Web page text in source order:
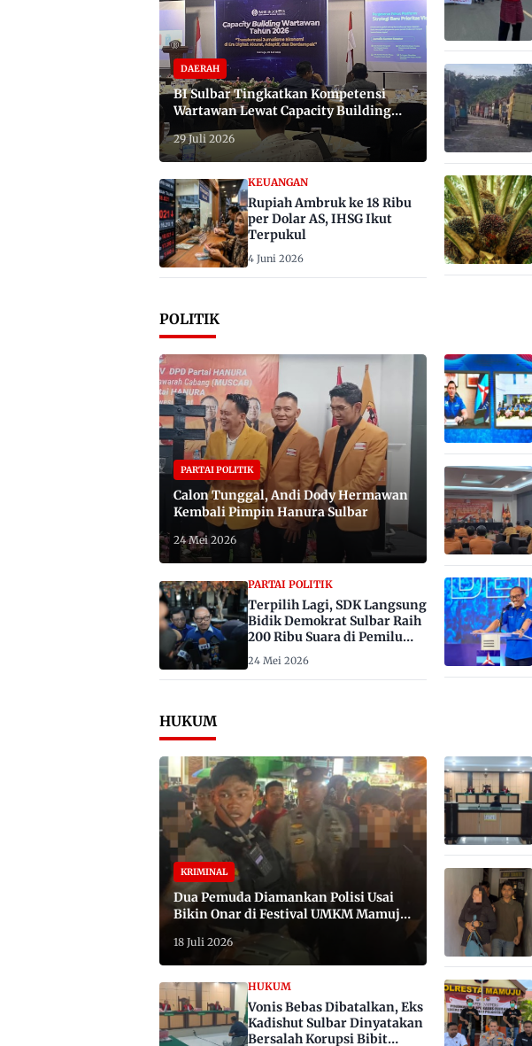
DAERAH
BI Sulbar Tingkatkan Kompetensi
Wartawan Lewat Capacity Building
29 Juli 2026
KEUANGAN
Rupiah Ambruk ke 18 Ribu
per Dolar AS, IHSG Ikut
Terpukul
4 Juni 2026
POLITIK
PARTAI POLITIK
Calon Tunggal, Andi Dody Hermawan
Kembali Pimpin Hanura Sulbar
24 Mei 2026
PARTAI POLITIK
Terpilih Lagi, SDK Langsung
Bidik Demokrat Sulbar Raih
200 Ribu Suara di Pemilu
2029
24 Mei 2026
HUKUM
KRIMINAL
Dua Pemuda Diamankan Polisi Usai
Bikin Onar di Festival UMKM Mamuju,
Satu Bawa Badik
18 Juli 2026
HUKUM
Vonis Bebas Dibatalkan, Eks
Kadishut Sulbar Dinyatakan
Bersalah Korupsi Bibit